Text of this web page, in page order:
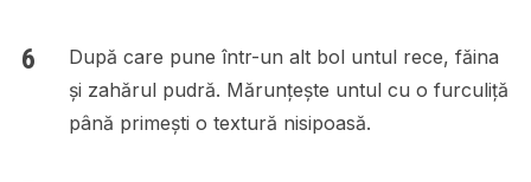
După care pune într-un alt bol untul rece, făina
și zahărul pudră. Mărunțește untul cu o furculiță
până primești o textură nisipoasă.